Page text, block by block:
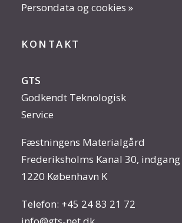
Persondata og cookies »
KONTAKT
GTS
Godkendt Teknologisk
Service
Fæstningens Materialgård
Frederiksholms Kanal 30, indgang
1220 København K
Telefon: +45 24 83 21 72